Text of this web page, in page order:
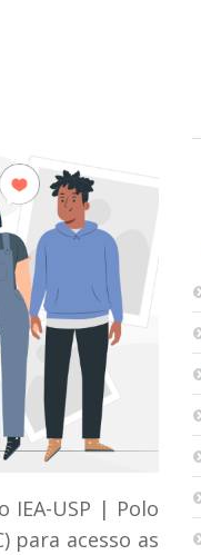
IEA-USP | Polo
para acesso as